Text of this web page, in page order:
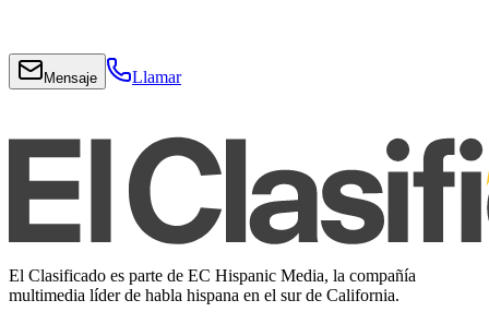
Mensaje Llamar
El Clasificado es parte de EC Hispanic Media, la compañía
multimedia líder de habla hispana en el sur de California.